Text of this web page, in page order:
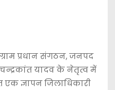
प्रधान संगठन, जनपद
यादव के नेतृत्व में
ज्ञापन जिलाधिकारी